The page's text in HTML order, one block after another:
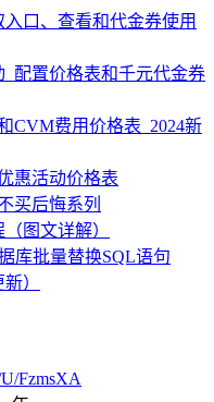
口、查看和代金券使用
配置价格表和千元代金券
CVM费用价格表_2024新
惠活动价格表
买后悔系列
图文详解）
库批量替换SQL语句
）
FzmsXA